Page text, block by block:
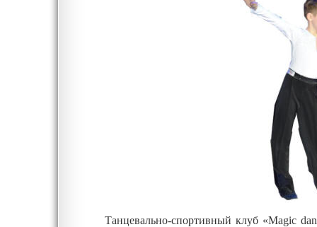
Танцевально-спортивный клуб «Magic